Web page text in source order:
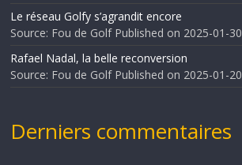
Le réseau Golfy s’agrandit encore
Source: Fou de Golf Published on 2025-01-30
Rafael Nadal, la belle reconversion
Source: Fou de Golf Published on 2025-01-20
Derniers commentaires